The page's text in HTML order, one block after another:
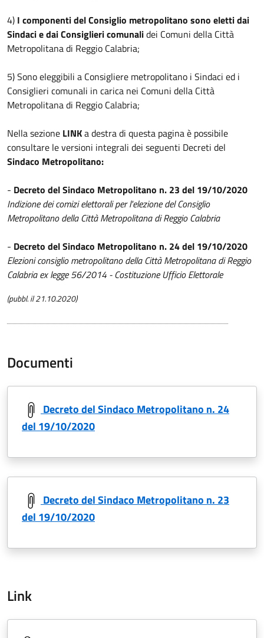
4) I componenti del Consiglio metropolitano sono eletti dai
Sindaci e dai Consiglieri comunalidei Comuni della Città
Metropolitana di Reggio Calabria;
5) Sono eleggibili a Consigliere metropolitano i Sindaci ed i
Consiglieri comunali in carica nei Comuni della Città
Metropolitana di Reggio Calabria;
Nella sezione LINKa destra di questa pagina è possibile
consultare le versioni integrali dei seguenti Decreti del
Sindaco Metropolitano:
- Decreto del Sindaco Metropolitano n. 23 del 19/10/2020
Indizione dei comizi elettorali per l'elezione del Consiglio
Metropolitano della Città Metropolitana di Reggio Calabria
- Decreto del Sindaco Metropolitano n. 24 del 19/10/2020
Elezioni consiglio metropolitano della Città Metropolitana di Reggio
Calabria ex legge 56/2014 - Costituzione Ufficio Elettorale
(pubbl. il 21.10.2020)
Documenti
Decreto del Sindaco Metropolitano n. 24
del 19/10/2020
Decreto del Sindaco Metropolitano n. 23
del 19/10/2020
Link